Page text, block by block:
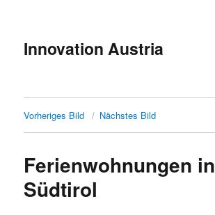
Innovation Austria
Vorheriges Bild Nächstes Bild
Ferienwohnungen in
Südtirol